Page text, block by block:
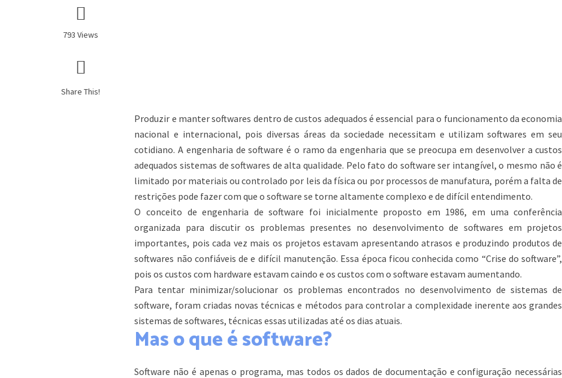
793 Views
Share This!
Produzir e manter softwares dentro de custos adequados é essencial para o funcionamento da economia
nacional e internacional, pois diversas áreas da sociedade necessitam e utilizam softwares em seu
cotidiano. A engenharia de software é o ramo da engenharia que se preocupa em desenvolver a custos
adequados sistemas de softwares de alta qualidade. Pelo fato do software ser intangível, o mesmo não é
limitado por materiais ou controlado por leis da física ou por processos de manufatura, porém a falta de
restrições pode fazer com que o software se torne altamente complexo e de difícil entendimento.
O conceito de engenharia de software foi inicialmente proposto em 1986, em uma conferência
organizada para discutir os problemas presentes no desenvolvimento de softwares em projetos
importantes, pois cada vez mais os projetos estavam apresentando atrasos e produzindo produtos de
softwares não confiáveis de e difícil manutenção. Essa época ficou conhecida como “Crise do software”,
pois os custos com hardware estavam caindo e os custos com o software estavam aumentando.
Para tentar minimizar/solucionar os problemas encontrados no desenvolvimento de sistemas de
software, foram criadas novas técnicas e métodos para controlar a complexidade inerente aos grandes
sistemas de softwares, técnicas essas utilizadas até os dias atuais.
Mas o que é software?
Software não é apenas o programa, mas todos os dados de documentação e configuração necessárias